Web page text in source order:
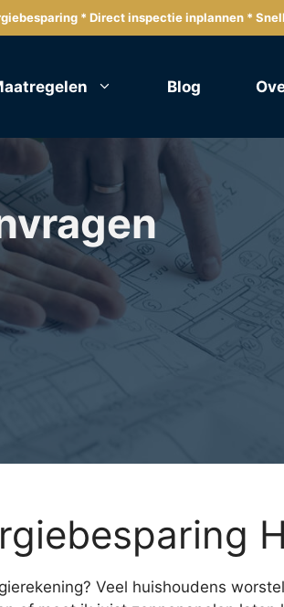
* Direct inspectie inplannen *
Blog
Veel huishoudens